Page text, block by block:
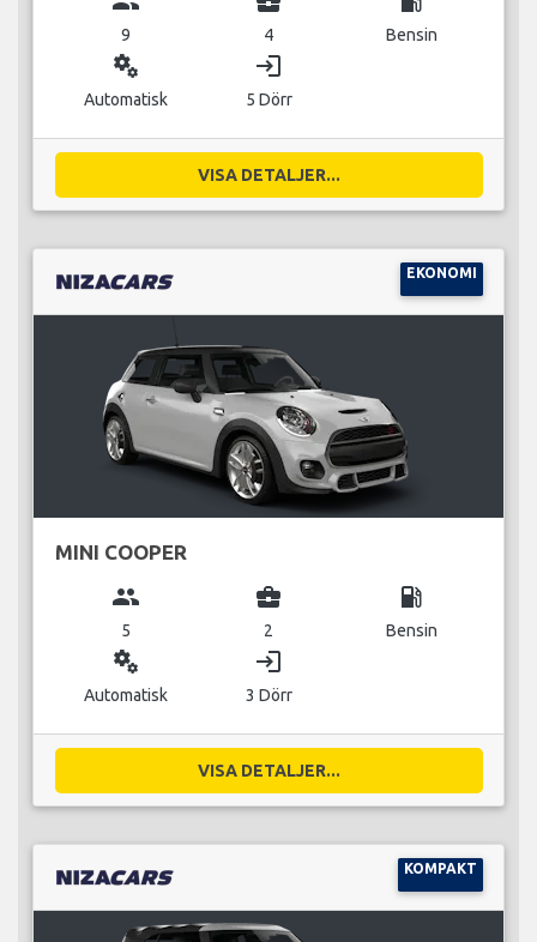
9 4 Bensin
miscellaneous_services
Automatisk
login
5 Dörr
VISA DETALJER...
EKONOMI
MINI COOPER
group
5
business_center
2
local_gas_station
Bensin
miscellaneous_services
Automatisk
login
3 Dörr
VISA DETALJER...
KOMPAKT